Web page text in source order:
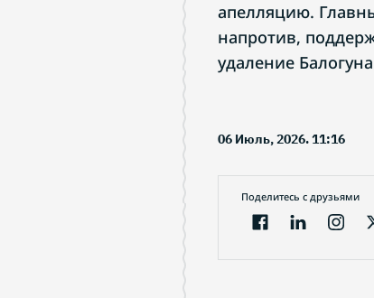
апелляцию.
напротив,
удаление
06 Июль, 2026. 11:16
Поделитесь с друзьями